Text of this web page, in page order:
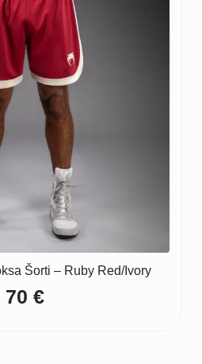
Šorti – Ruby Red/Ivory
70 €